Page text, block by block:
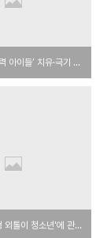
[경향신문]‘무중력 아이들’ 치유·극기 도와주는 ‘특별한 2곳’
[한겨레]"'은둔형 외톨이 청소년'에 관한 한 우리가 최고지요"